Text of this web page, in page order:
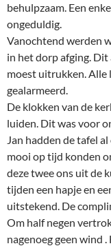
behulpzaam. Een
ongeduldig.
Vanochtend werden
in het dorp afging. Dit
moest uitrukken. Alle
gealarmeerd.
De klokken van de
luiden. Dit was voor
Jan hadden de tafel
mooi op tijd konden
deze twee ons uit de
tijden een hapje en
uitstekend. De
Om half negen
nagenoeg geen wind